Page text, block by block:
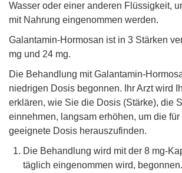
Wasser oder einer anderen Flüssigkeit,
mit Nahrung eingenommen werden.
Galantamin-Hormosan ist in 3 Stärken
mg und 24 mg.
Die Behandlung mit Galantamin-
niedrigen Dosis begonnen. Ihr Arzt wird
erklären, wie Sie die Dosis (Stärke), die
einnehmen, langsam erhöhen, um die
geeignete Dosis herauszufinden.
Die Behandlung wird mit der 8 mg-
täglich eingenommen wird,